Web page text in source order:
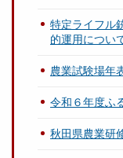
特定ライフル
的運用につい
農業試験場年
令和６年度ふ
秋田県農業研